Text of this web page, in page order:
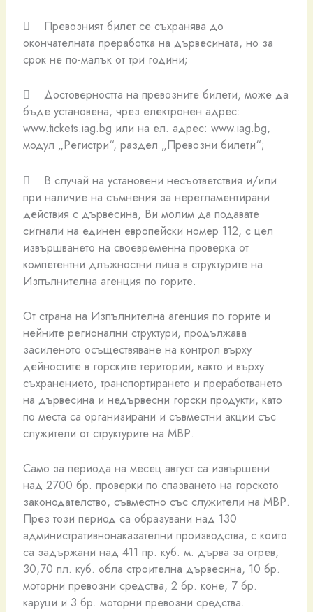
 Превозният билет се съхранява до
окончателната преработка на дървесината, но за
срок не по-малък от три години;
 Достоверността на превозните билети, може да
бъде установена, чрез електронен адрес:
www.tickets.iag.bg или на ел. адрес: www.iag.bg,
модул „Регистри“, раздел „Превозни билети“;
 В случай на установени несъответствия и/или
при наличие на съмнения за нерегламентирани
действия с дървесина, Ви молим да подавате
сигнали на единен европейски номер 112, с цел
извършването на своевременна проверка от
компетентни длъжностни лица в структурите на
Изпълнителна агенция по горите.
От страна на Изпълнителна агенция по горите и
нейните регионални структури, продължава
засиленото осъществяване на контрол върху
дейностите в горските територии, както и върху
съхранението, транспортирането и преработването
на дървесина и недървесни горски продукти, като
по места са организирани и съвместни акции със
служители от структурите на МВР.
Само за периода на месец август са извършени
над 2700 бр. проверки по спазването на горското
законодателство, съвместно със служители на МВР.
През този период са образувани над 130
административнонаказателни производства, с които
са задържани над 411 пр. куб. м. дърва за огрев,
30,70 пл. куб. обла строителна дървесина, 10 бр.
моторни превозни средства, 2 бр. коне, 7 бр.
каруци и 3 бр. моторни превозни средства.